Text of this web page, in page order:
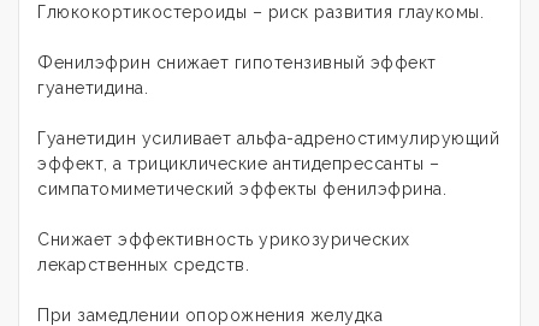
Глюкокортикостероиды – риск развития глаукомы.
Фенилэфрин снижает гипотензивный эффект
гуанетидина.
Гуанетидин усиливает альфа-адреностимулирующий
эффект, а трициклические антидепрессанты –
симпатомиметический эффекты фенилэфрина.
Снижает эффективность урикозурических
лекарственных средств.
При замедлении опорожнения желудка